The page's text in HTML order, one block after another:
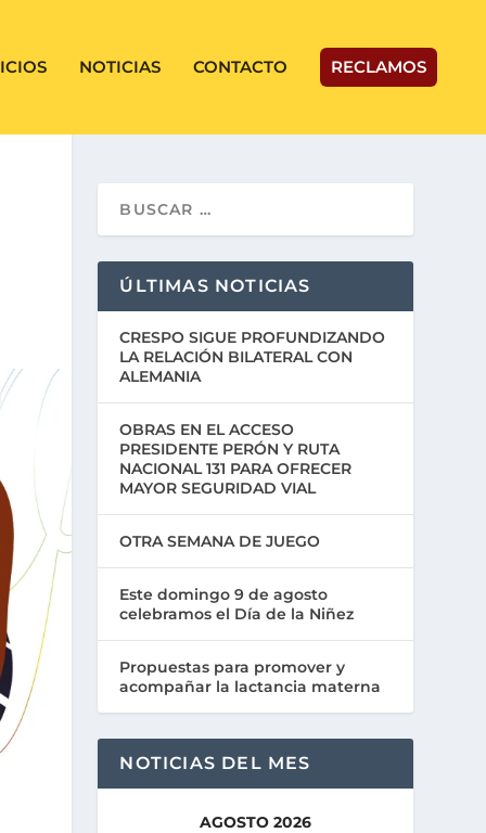
NOTICIAS CONTACTO RECLAMOS
ÚLTIMAS NOTICIAS
CRESPO SIGUE PROFUNDIZANDO
LA RELACIÓN BILATERAL CON
ALEMANIA
OBRAS EN EL ACCESO
PRESIDENTE PERÓN Y RUTA
NACIONAL 131 PARA OFRECER
MAYOR SEGURIDAD VIAL
OTRA SEMANA DE JUEGO
Este domingo 9 de agosto
celebramos el Día de la Niñez
Propuestas para promover y
acompañar la lactancia materna
NOTICIAS DEL MES
AGOSTO 2026